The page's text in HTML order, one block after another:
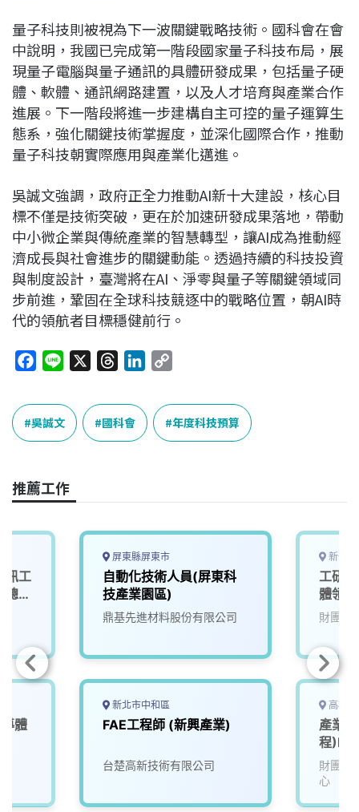
量子科技則被視為下一波關鍵戰略技術。國科會在會
中說明，我國已完成第一階段國家量子科技布局，展
現量子電腦與量子通訊的具體研發成果，包括量子硬
體、軟體、通訊網路建置，以及人才培育與產業合作
進展。下一階段將進一步建構自主可控的量子運算生
態系，強化關鍵技術掌握度，並深化國際合作，推動
量子科技朝實際應用與產業化邁進。
吳誠文強調，政府正全力推動AI新十大建設，核心目
標不僅是技術突破，更在於加速研發成果落地，帶動
中小微企業與傳統產業的智慧轉型，讓AI成為推動經
濟成長與社會進步的關鍵動能。透過持續的科技投資
與制度設計，臺灣將在AI、淨零與量子等關鍵領域同
步前進，鞏固在全球科技競逐中的戰略位置，朝AI時
代的領航者目標穩健前行。
c
e
b
o
k
n
e
r
e
a
k
n
p
y
L
k
吳誠文 國科會 年度科技預算
推薦工作
訊工
公
體
屏東縣屏東市
自動化技術人員(屏東科
技產業園區)
鼎基先進材料股份有限公司
新北市中和區
FAE工程師 (新興產業)
台楚高新技術有限公司
新竹
工研
體領
財團法
高雄
產業
程)F7
財團法
心